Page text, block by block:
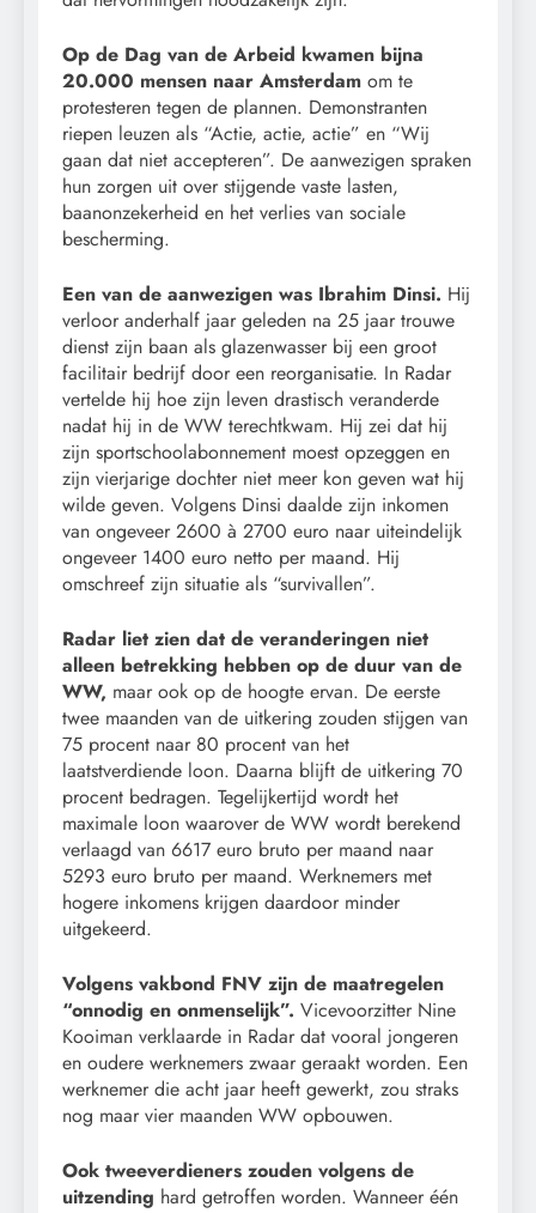
Op de Dag van de Arbeid kwamen bijna
20.000 mensen naar Amsterdam om te
protesteren tegen de plannen. Demonstranten
riepen leuzen als “Actie, actie, actie” en “Wij
gaan dat niet accepteren”. De aanwezigen spraken
hun zorgen uit over stijgende vaste lasten,
baanonzekerheid en het verlies van sociale
bescherming.
Een van de aanwezigen was Ibrahim Dinsi. Hij
verloor anderhalf jaar geleden na 25 jaar trouwe
dienst zijn baan als glazenwasser bij een groot
facilitair bedrijf door een reorganisatie. In Radar
vertelde hij hoe zijn leven drastisch veranderde
nadat hij in de WW terechtkwam. Hij zei dat hij
zijn sportschoolabonnement moest opzeggen en
zijn vierjarige dochter niet meer kon geven wat hij
wilde geven. Volgens Dinsi daalde zijn inkomen
van ongeveer 2600 à 2700 euro naar uiteindelijk
ongeveer 1400 euro netto per maand. Hij
omschreef zijn situatie als “survivallen”.
Radar liet zien dat de veranderingen niet
alleen betrekking hebben op de duur van de
WW, maar ook op de hoogte ervan. De eerste
twee maanden van de uitkering zouden stijgen van
75 procent naar 80 procent van het
laatstverdiende loon. Daarna blijft de uitkering 70
procent bedragen. Tegelijkertijd wordt het
maximale loon waarover de WW wordt berekend
verlaagd van 6617 euro bruto per maand naar
5293 euro bruto per maand. Werknemers met
hogere inkomens krijgen daardoor minder
uitgekeerd.
Volgens vakbond FNV zijn de maatregelen
“onnodig en onmenselijk”. Vicevoorzitter Nine
Kooiman verklaarde in Radar dat vooral jongeren
en oudere werknemers zwaar geraakt worden. Een
werknemer die acht jaar heeft gewerkt, zou straks
nog maar vier maanden WW opbouwen.
Ook tweeverdieners zouden volgens de
uitzending hard getroffen worden. Wanneer één